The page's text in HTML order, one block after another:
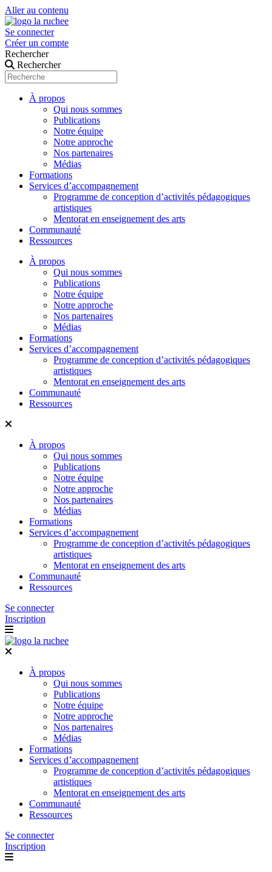
Aller au contenu
Se connecter
Créer un compte
Rechercher
Rechercher
À propos
Qui nous sommes
Publications
Notre équipe
Notre approche
Nos partenaires
Médias
Formations
Services d’accompagnement
Programme de conception d’activités pédagogiques
artistiques
Mentorat en enseignement des arts
Communauté
Ressources
À propos
Qui nous sommes
Publications
Notre équipe
Notre approche
Nos partenaires
Médias
Formations
Services d’accompagnement
Programme de conception d’activités pédagogiques
artistiques
Mentorat en enseignement des arts
Communauté
Ressources
À propos
Qui nous sommes
Publications
Notre équipe
Notre approche
Nos partenaires
Médias
Formations
Services d’accompagnement
Programme de conception d’activités pédagogiques
artistiques
Mentorat en enseignement des arts
Communauté
Ressources
Se connecter
Inscription
À propos
Qui nous sommes
Publications
Notre équipe
Notre approche
Nos partenaires
Médias
Formations
Services d’accompagnement
Programme de conception d’activités pédagogiques
artistiques
Mentorat en enseignement des arts
Communauté
Ressources
Se connecter
Inscription